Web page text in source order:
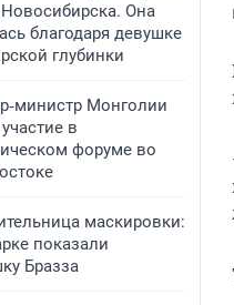
Она
благодаря девушке
глубинки
Монголии
в
форуме во
маскировки:
показали
Бразза